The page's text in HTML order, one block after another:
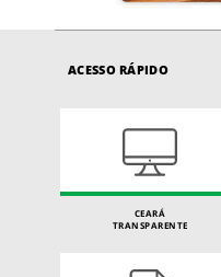
ACESSO RÁPIDO
CEARÁ
TRANSPARENTE